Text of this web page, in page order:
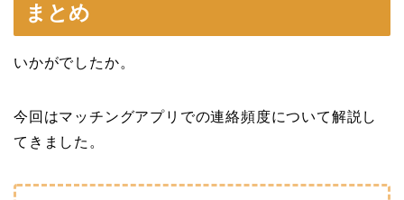
まとめ
いかがでしたか。
今回はマッチングアプリでの連絡頻度について解説し
てきました。